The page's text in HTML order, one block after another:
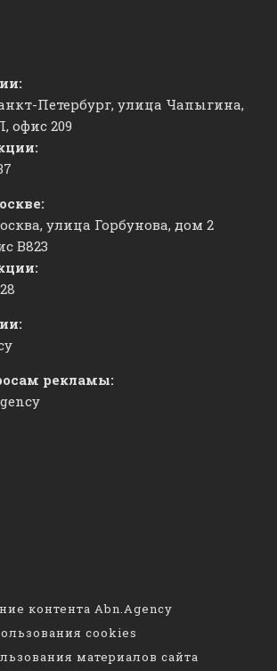
Петербург, улица Чапыгина,
офис 209
улица Горбунова, дом 2
​В823
рекламы:
контента Abn.Agency
cookies
материалов сайта